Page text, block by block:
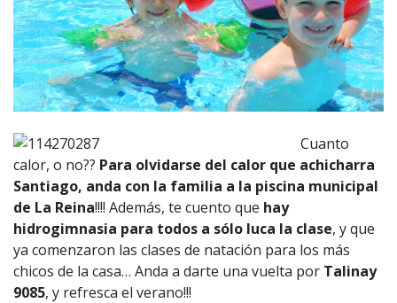
Cuanto
calor, o no?? Para olvidarse del calor que achicharra
Santiago, anda con la familia a la piscina municipal
de La Reina!!!! Además, te cuento que hay
hidrogimnasia para todos a sólo luca la clase, y que
ya comenzaron las clases de natación para los más
chicos de la casa… Anda a darte una vuelta por Talinay
9085, y refresca el verano!!!